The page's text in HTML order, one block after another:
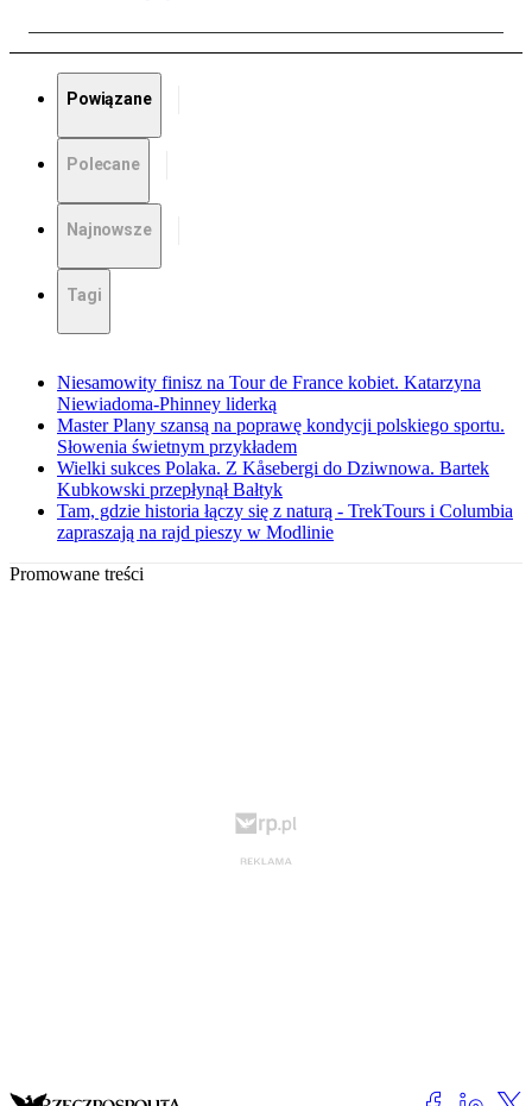
Powiązane
Polecane
Najnowsze
Tagi
Niesamowity finisz na Tour de France kobiet. Katarzyna
Niewiadoma-Phinney liderką
Master Plany szansą na poprawę kondycji polskiego sportu.
Słowenia świetnym przykładem
Wielki sukces Polaka. Z Kåsebergi do Dziwnowa. Bartek
Kubkowski przepłynął Bałtyk
Tam, gdzie historia łączy się z naturą - TrekTours i Columbia
zapraszają na rajd pieszy w Modlinie
Promowane treści